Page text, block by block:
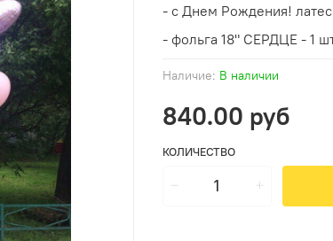
Наличие: В наличии
840.00 руб
КОЛИЧЕСТВО
- с Днем Рождения!
- фольга 18" СЕРДЦЕ - 1